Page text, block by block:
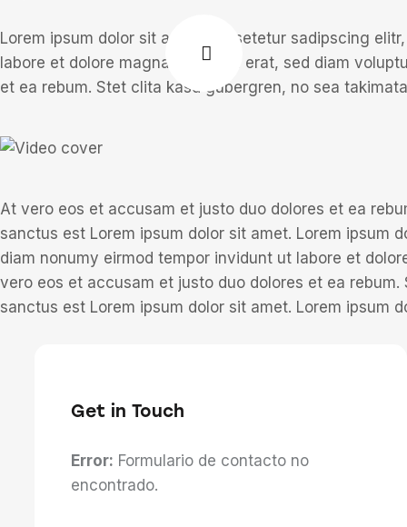
Lorem ipsum dolor sit amet, consetetur sadipscing
labore et dolore magna aliquyam erat, sed diam
et ea rebum. Stet clita kasd gubergren, no sea
At vero eos et accusam et justo duo dolores et ea
sanctus est Lorem ipsum dolor sit amet. Lorem ipsum
diam nonumy eirmod tempor invidunt ut labore et
vero eos et accusam et justo duo dolores et ea
sanctus est Lorem ipsum dolor sit amet. Lorem ipsum
Get in Touch
Error: Formulario de contacto no
encontrado.